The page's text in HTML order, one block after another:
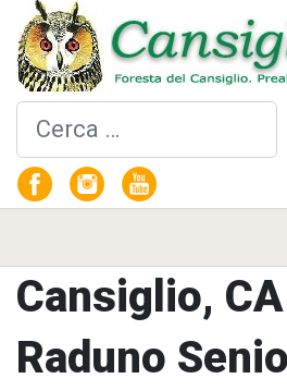
Cerca
Cansiglio,
Raduno